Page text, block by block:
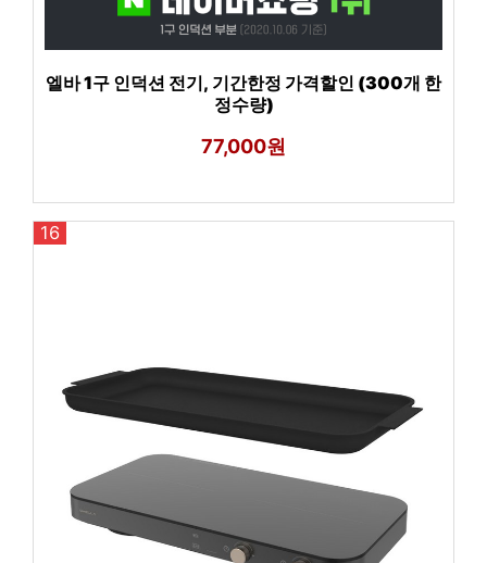
엘바 1구 인덕션 전기, 기간한정 가격할인 (300개 한
정수량)
77,000원
16